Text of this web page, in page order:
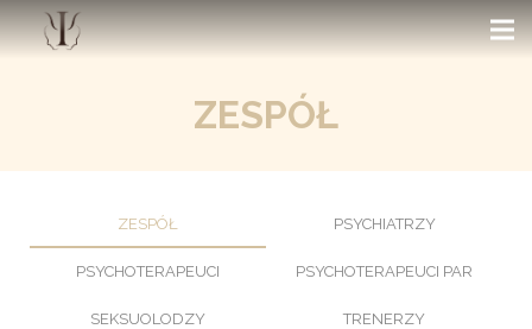
ZESPÓŁ
ZESPÓŁ PSYCHIATRZY
PSYCHOTERAPEUCI PSYCHOTERAPEUCI PAR
SEKSUOLODZY TRENERZY